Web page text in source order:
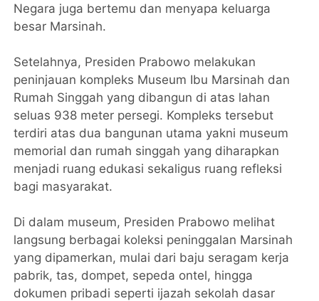
Negara juga bertemu dan menyapa keluarga
besar Marsinah.
Setelahnya, Presiden Prabowo melakukan
peninjauan kompleks Museum Ibu Marsinah dan
Rumah Singgah yang dibangun di atas lahan
seluas 938 meter persegi. Kompleks tersebut
terdiri atas dua bangunan utama yakni museum
memorial dan rumah singgah yang diharapkan
menjadi ruang edukasi sekaligus ruang refleksi
bagi masyarakat.
Di dalam museum, Presiden Prabowo melihat
langsung berbagai koleksi peninggalan Marsinah
yang dipamerkan, mulai dari baju seragam kerja
pabrik, tas, dompet, sepeda ontel, hingga
dokumen pribadi seperti ijazah sekolah dasar